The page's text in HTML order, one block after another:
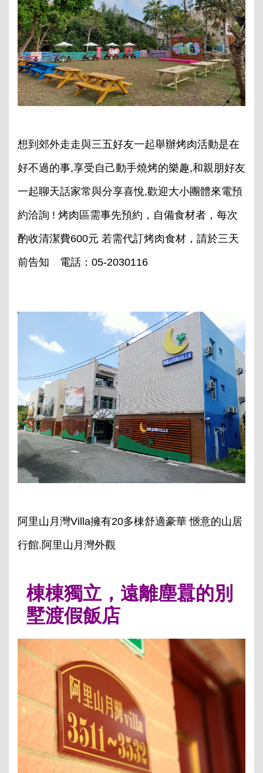
想到郊外走走與三五好友一起舉辦烤肉活動是在
好不過的事,享受自己動手燒烤的樂趣,和親朋好友
一起聊天話家常與分享喜悅,歡迎大小團體來電預
約洽詢 ! 烤肉區需事先預約，自備食材者，每次
酌收清潔費600元 若需代訂烤肉食材，請於三天
前告知 電話：05-2030116
阿里山月灣Villa擁有20多棟舒適豪華 愜意的山居
行館.阿里山月灣外觀
棟棟獨立，遠離塵囂的別
墅渡假飯店